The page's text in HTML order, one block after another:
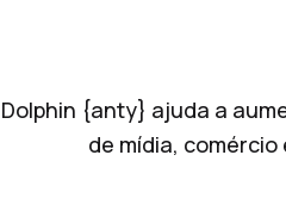
Dolphin {anty} ajuda a
de mídia,